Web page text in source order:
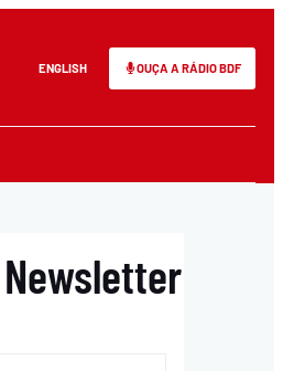
ENGLISH OUÇA A RÁDIO BDF
Newsletter